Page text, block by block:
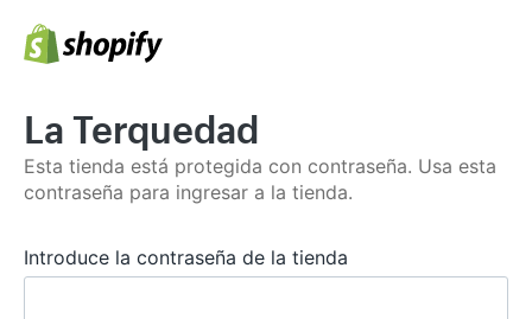
La Terquedad
Esta tienda está protegida con contraseña. Usa esta
contraseña para ingresar a la tienda.
Introduce la contraseña de la tienda